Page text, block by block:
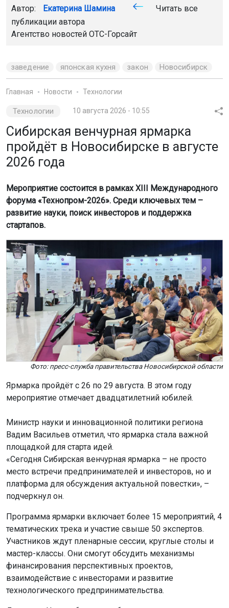
Автор: Екатерина Шамина
Читать все
публикации автора
Агентство новостей ОТС-Горсайт
заведение японская кухня закон Новосибирск
Главная Новости Технологии
Технологии 10 августа 2026 - 10:55
Сибирская венчурная ярмарка
пройдёт в Новосибирске в августе
2026 года
Мероприятие состоится в рамках XIII Международного
форума «Технопром-2026». Среди ключевых тем –
развитие науки, поиск инвесторов и поддержка
стартапов.
Фото: пресс-служба правительства Новосибирской области
Ярмарка пройдёт с 26 по 29 августа. В этом году
мероприятие отмечает двадцатилетний юбилей.
Министр науки и инновационной политики региона
Вадим Васильев отметил, что ярмарка стала важной
площадкой для старта идей.
«Сегодня Сибирская венчурная ярмарка – не просто
место встречи предпринимателей и инвесторов, но и
платформа для обсуждения актуальной повестки», –
подчеркнул он.
Программа ярмарки включает более 15 мероприятий, 4
тематических трека и участие свыше 50 экспертов.
Участников ждут пленарные сессии, круглые столы и
мастер-классы. Они смогут обсудить механизмы
финансирования перспективных проектов,
взаимодействие с инвесторами и развитие
технологического предпринимательства.